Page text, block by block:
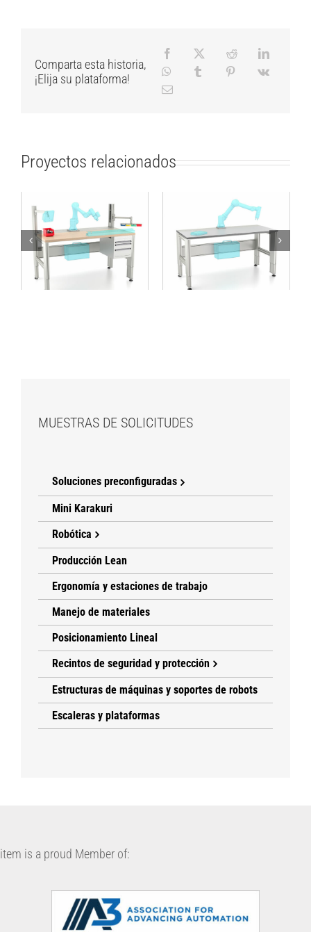
Comparta esta historia,
¡Elija su plataforma!
Proyectos relacionados
Mesa de trabajo para
la integración de
Mesa de trabajo para
aplicaciones
colaborativas
MUESTRAS DE SOLICITUDES
Soluciones preconfiguradas
Mini Karakuri
Robótica
Producción Lean
Ergonomía y estaciones de trabajo
Manejo de materiales
Posicionamiento Lineal
Recintos de seguridad y protección
Estructuras de máquinas y soportes de robots
Escaleras y plataformas
item is a proud Member of: